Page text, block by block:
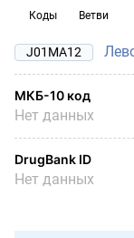
Коды Ветви
J01MA12
МКБ-10 код
Нет данных
DrugBank ID
Нет данных